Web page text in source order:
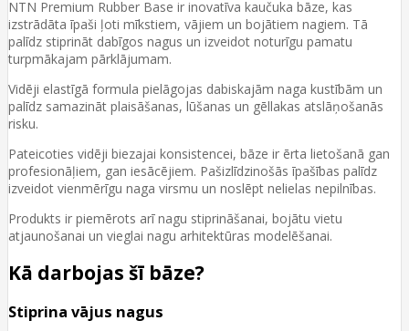
NTN Premium Rubber Base ir inovatīva kaučuka bāze, kas
izstrādāta īpaši ļoti mīkstiem, vājiem un bojātiem nagiem. Tā
palīdz stiprināt dabīgos nagus un izveidot noturīgu pamatu
turpmākajam pārklājumam.
Vidēji elastīgā formula pielāgojas dabiskajām naga kustībām un
palīdz samazināt plaisāšanas, lūšanas un gēllakas atslāņošanās
risku.
Pateicoties vidēji biezajai konsistencei, bāze ir ērta lietošanā gan
profesionāļiem, gan iesācējiem. Pašizlīdzinošās īpašības palīdz
izveidot vienmērīgu naga virsmu un noslēpt nelielas nepilnības.
Produkts ir piemērots arī nagu stiprināšanai, bojātu vietu
atjaunošanai un vieglai nagu arhitektūras modelēšanai.
Kā darbojas šī bāze?
Stiprina vājus nagus